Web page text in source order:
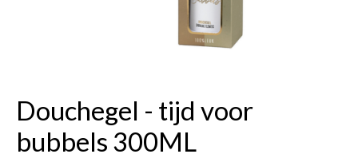
Douchegel - tijd voor
bubbels 300ML